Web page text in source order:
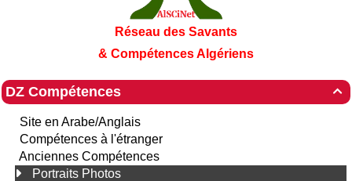
Réseau des Savants
& Compétences Algériens

DZ Compétences
Site en Arabe/Anglais
Compétences à l'étranger
Anciennes Compétences
Portraits Photos